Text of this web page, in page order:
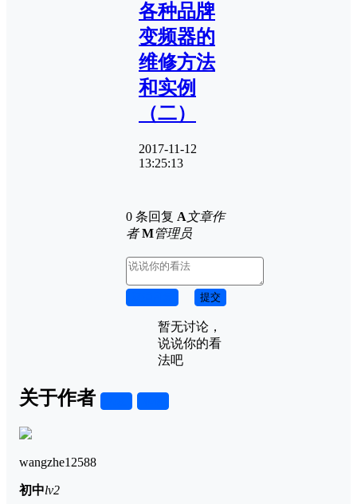
各种品牌
变频器的
维修方法
和实例
（二）
2017-11-12
13:25:13
0 条回复 A文章作
者 M管理员
提交
暂无讨论，
说说你的看
法吧
关于作者
wangzhe12588
初中lv2